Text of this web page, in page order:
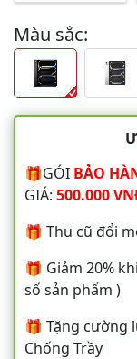
Màu sắc:
🎁GÓI BẢO
GIÁ: 500.000
🎁 Thu cũ đổi
🎁 Giảm 20%
số sản phẩm )
🎁 Tặng cường
Chống Trầy